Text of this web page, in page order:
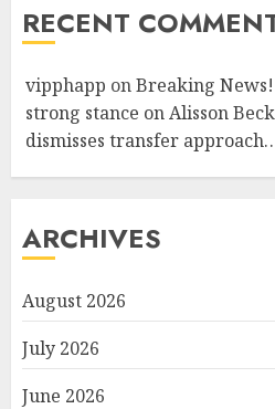
RECENT
vipphapp onBreaking
strong stance on Alisson
dismisses transfer
ARCHIVES
August 2026
July 2026
June 2026